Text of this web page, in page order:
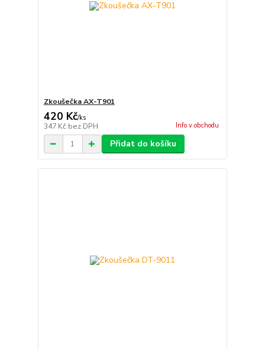
Zkoušečka AX-T901
420 Kč/ks
347 Kč bez DPH Info v obchodu
Přidat do košíku